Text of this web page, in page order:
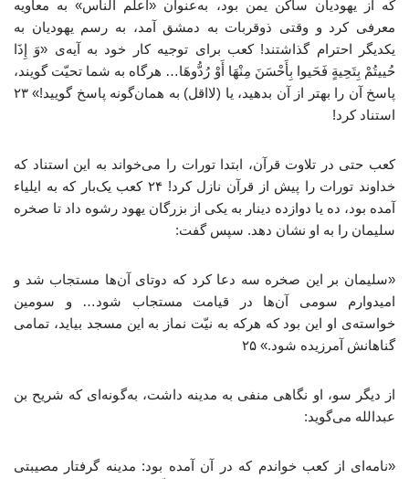
که از یهودیان ساکن یمن بود، به‌عنوان «اعلم الناس» به معاویه
معرفی کرد و وقتی ذوقربات به دمشق آمد، به رسم یهودیان به
یکدیگر احترام گذاشتند! کعب برای توجیه کار خود به آیه‌ی «وَ إِذَا
حُییتُمْ بِتَحِیةٍ فَحَیوا بِأَحْسَنَ مِنْهَا أَوْ رُدُّوهَا… هرگاه به شما تحیّت گویند،
پاسخ آن را بهتر از آن بدهید، یا (لااقل) به همان‌گونه پاسخ گویید!» ۲۳
استناد کرد!
کعب حتی در تلاوت قرآن، ابتدا تورات را می‌خواند به این استناد که
خداوند تورات را پیش از قرآن نازل کرد! ۲۴ کعب یک‌بار که به ایلیاء
آمده بود، ده یا دوازده دینار به یکی از بزرگان یهود رشوه داد تا صخره
سلیمان را به او نشان دهد. سپس گفت:
«سلیمان بر این صخره سه دعا کرد که دوتای آن‌ها مستجاب شد و
امیدوارم سومی آن‌ها در قیامت مستجاب شود… و سومین
خواسته‌ی او این بود که هرکه به نیّت نماز به این مسجد بیاید، تمامی
گناهانش آمرزیده شود.» ۲۵
از دیگر سو، او نگاهی منفی به مدینه داشت، به‌گونه‌ای که شریح بن
عبدالله می‌گوید:
«نامه‌ای از کعب خواندم که در آن آمده بود: مدینه گرفتار مصیبتی